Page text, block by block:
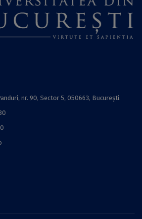
nr. 90, Sector 5, 050663, Bucureşti.